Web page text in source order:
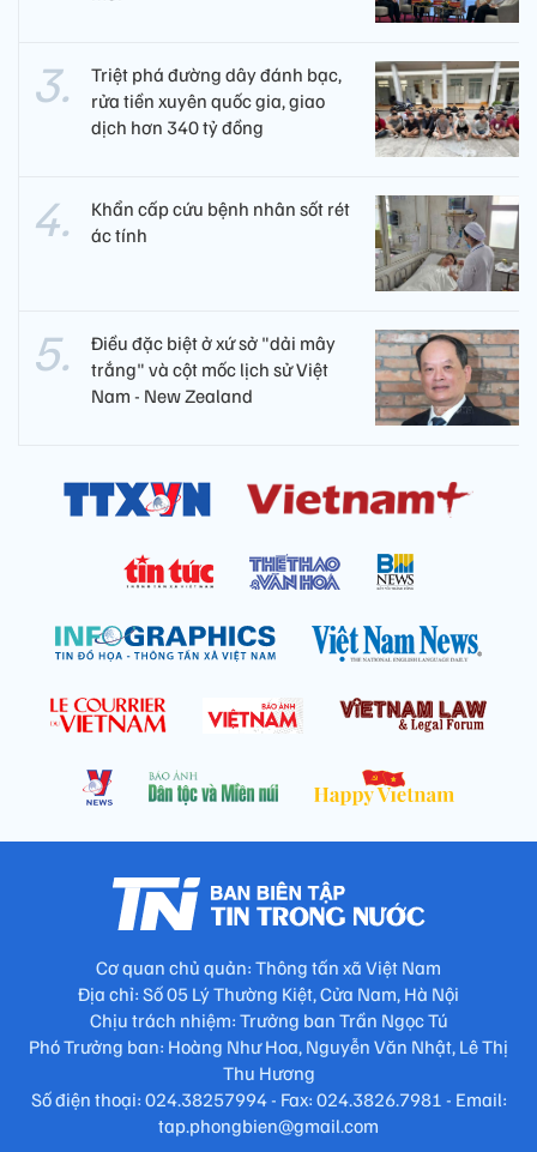
Triệt phá đường dây đánh bạc,
rửa tiền xuyên quốc gia, giao
dịch hơn 340 tỷ đồng
Khẩn cấp cứu bệnh nhân sốt rét
ác tính
Điều đặc biệt ở xứ sở "dải mây
trắng" và cột mốc lịch sử Việt
Nam - New Zealand
Cơ quan chủ quản: Thông tấn xã Việt Nam
Địa chỉ: Số 05 Lý Thường Kiệt, Cửa Nam, Hà Nội
Chịu trách nhiệm: Trưởng ban Trần Ngọc Tú
Phó Trưởng ban: Hoàng Như Hoa, Nguyễn Văn Nhật, Lê Thị
Thu Hương
Số điện thoại: 024.38257994 - Fax: 024.3826.7981 - Email:
tap.phongbien@gmail.com